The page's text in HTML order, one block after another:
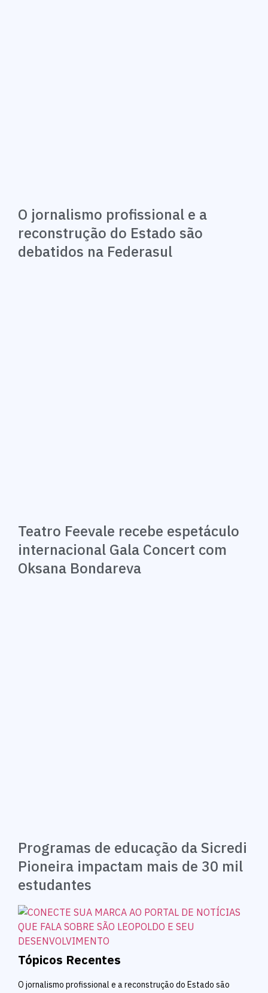
O jornalismo profissional e a
reconstrução do Estado são
debatidos na Federasul
Teatro Feevale recebe espetáculo
internacional Gala Concert com
Oksana Bondareva
Programas de educação da Sicredi
Pioneira impactam mais de 30 mil
estudantes
Tópicos Recentes
O jornalismo profissional e a reconstrução do Estado são